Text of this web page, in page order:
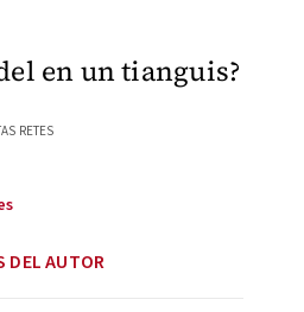
en un tianguis?
RETES
DEL AUTOR